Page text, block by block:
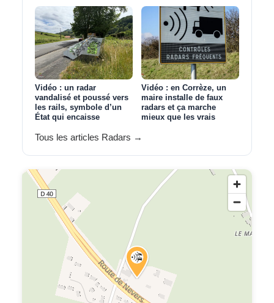
Vidéo : un radar
vandalisé et poussé vers
les rails, symbole d’un
État qui encaisse
Vidéo : en Corrèze, un
maire installe de faux
radars et ça marche
mieux que les vrais
Tous les articles Radars →